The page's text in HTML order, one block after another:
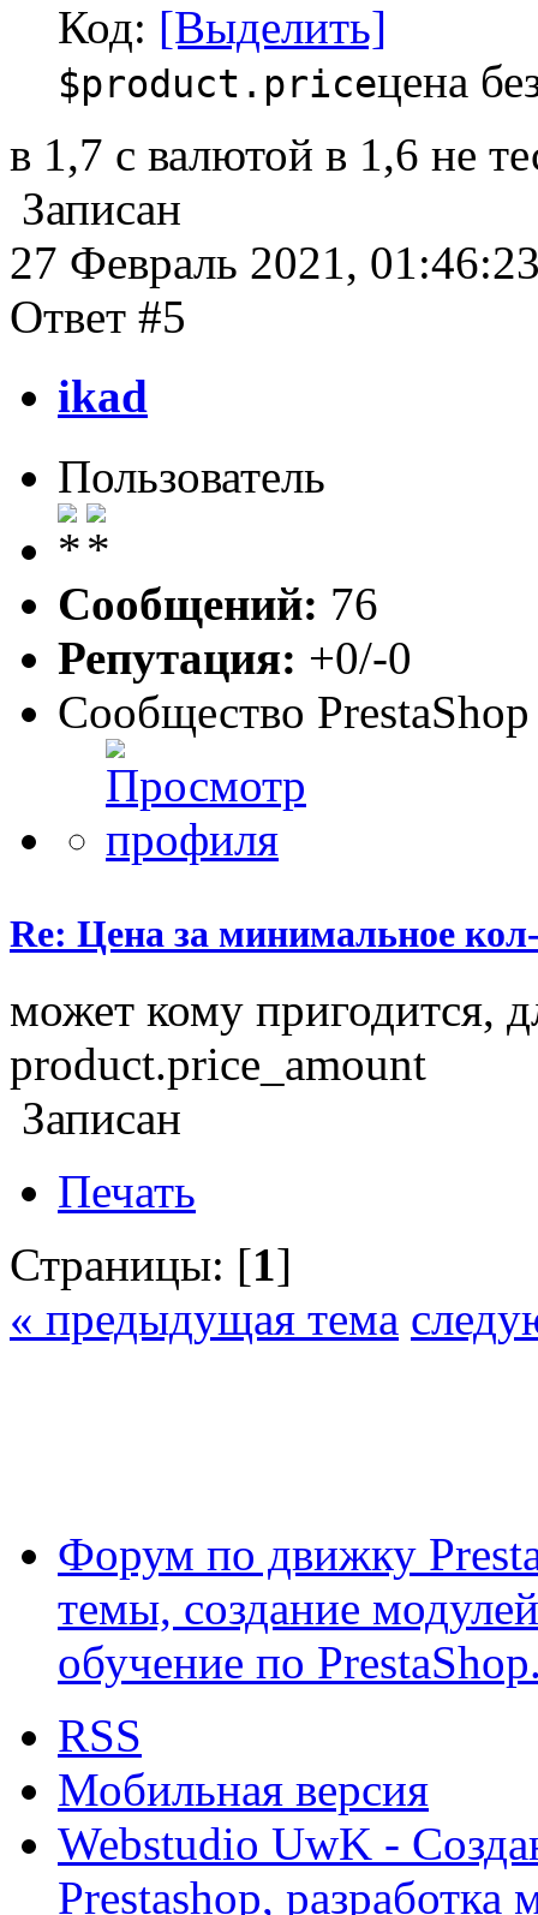
Код: [Выделить]
$product.priceцена
в 1,7 с валютой в 1,6 не
Записан
27 Февраль 2021,
Ответ #5
ikad
Пользователь
Сообщений: 76
Репутация: +0/-0
Сообщество PrestaShop
Re: Цена за минимальное
может кому пригодится,
product.price_amount
Записан
Печать
Страницы: [1]
« предыдущая тема
Форум по движку
темы, создание
обучение по
RSS
Мобильная версия
Webstudio UwK -
Prestashop, разработка